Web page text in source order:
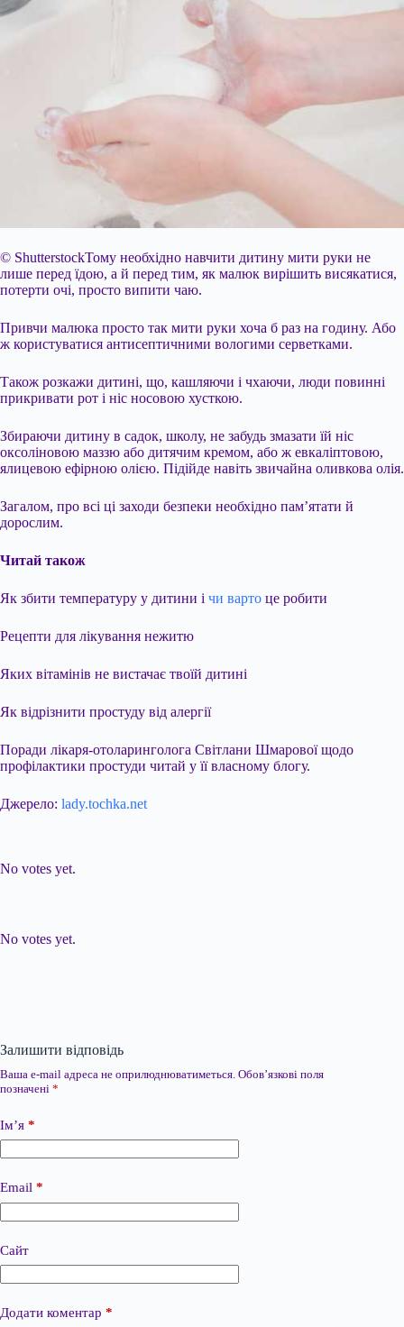
© ShutterstockТому необхідно навчити дитину мити руки не
лише перед їдою, а й перед тим, як малюк вирішить висякатися,
потерти очі, просто випити чаю.
Привчи малюка просто так мити руки хоча б раз на годину. Або
ж користуватися антисептичними вологими серветками.
Також розкажи дитині, що, кашляючи і чхаючи, люди повинні
прикривати рот і ніс носовою хусткою.
Збираючи дитину в садок, школу, не забудь змазати їй ніс
оксоліновою маззю або дитячим кремом, або ж евкаліптовою,
ялицевою ефірною олією. Підійде навіть звичайна оливкова олія.
Загалом, про всі ці заходи безпеки необхідно пам’ятати й
дорослим.
Читай також
Як збити температуру у дитини і чи варто це робити
Рецепти для лікування нежитю
Яких вітамінів не вистачає твоїй дитині
Як відрізнити простуду від алергії
Поради лікаря-отоларинголога Світлани Шмарової щодо
профілактики простуди читай у її власному блогу.
Джерело: lady.tochka.net
No votes yet.
No votes yet.
Залишити відповідь
Ваша e-mail адреса не оприлюднюватиметься. Обов’язкові поля
позначені *
Ім’я *
Email *
Сайт
Додати коментар *